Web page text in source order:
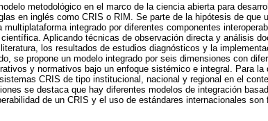
metodológico en el marco de la ciencia abierta para
en inglés como CRIS o RIM. Se parte de la hipótesis de que
integrado por diferentes componentes
Aplicando técnicas de observación directa y análisis
los resultados de estudios diagnósticos y la
se propone un modelo integrado por seis dimensiones con
y normativos bajo un enfoque sistémico e integral. Para la
CRIS de tipo institucional, nacional y regional en el
se destaca que hay diferentes modelos de integración
de un CRIS y el uso de estándares internacionales son